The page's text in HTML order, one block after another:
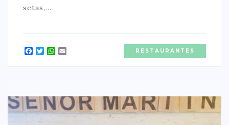
setas,…
Facebook
Twitter
WhatsApp RESTAURANTES